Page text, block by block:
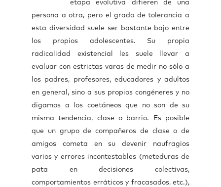
etapa evolutiva difieren de una
persona a otra, pero el grado de tolerancia a
esta diversidad suele ser bastante bajo entre
los propios adolescentes. Su propia
radicalidad existencial les suele llevar a
evaluar con estrictas varas de medir no sólo a
los padres, profesores, educadores y adultos
en general, sino a sus propios congéneres y no
digamos a los coetáneos que no son de su
misma tendencia, clase o barrio. Es posible
que un grupo de compañeros de clase o de
amigos cometa en su devenir naufragios
varios y errores incontestables (meteduras de
pata en decisiones colectivas,
comportamientos erráticos y fracasados, etc.),